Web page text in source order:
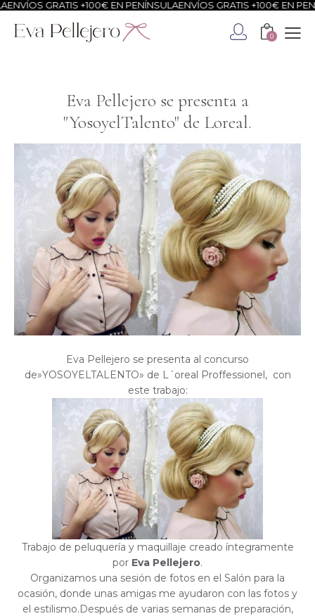
GRATIS +100€ EN PENÍNSULAENVÍOS GRATIS +100€ EN
0
Eva Pellejero se presenta a
"YosoyelTalento" de Loreal.
Eva Pellejero se presenta al concurso
de»YOSOYELTALENTO» de L´oreal Proffessionel, con
este trabajo:
Trabajo de peluquería y maquillaje creado íntegramente
por Eva Pellejero.
Organizamos una sesión de fotos en el Salón para la
ocasión, donde unas amigas me ayudaron con las fotos y
el estilismo.Después de varias semanas de preparación,